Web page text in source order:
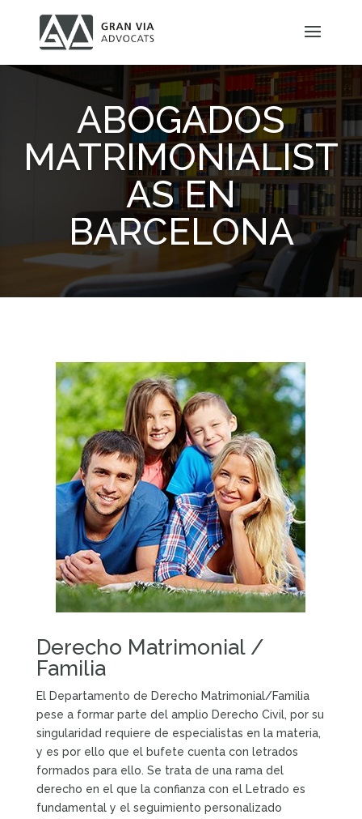
ABOGADOS
MATRIMONIALIST
AS EN
BARCELONA
Derecho Matrimonial /
Familia
El Departamento de Derecho Matrimonial/Familia
pese a formar parte del amplio Derecho Civil, por su
singularidad requiere de especialistas en la materia,
y es por ello que el bufete cuenta con letrados
formados para ello. Se trata de una rama del
derecho en el que la confianza con el Letrado es
fundamental y el seguimiento personalizado